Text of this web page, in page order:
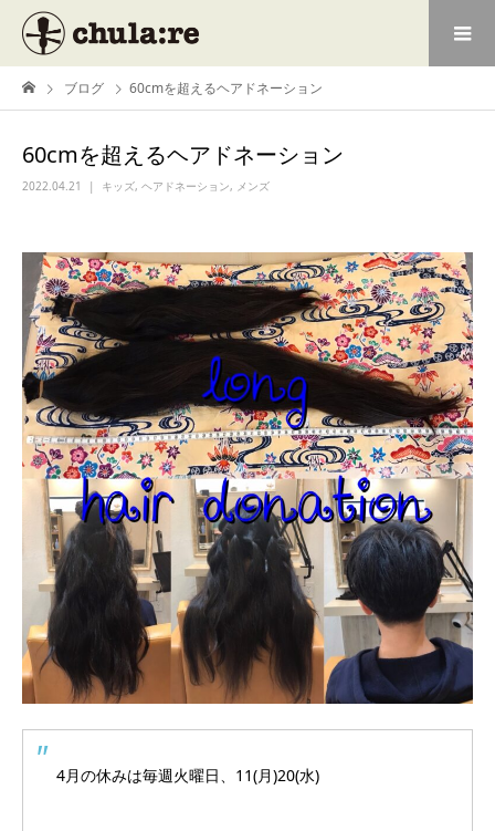
ブログ 60cmを超えるヘアドネーション
60cmを超えるヘアドネーション
2022.04.21 キッズ, ヘアドネーション, メンズ
4月の休みは毎週火曜日、11(月)20(水)